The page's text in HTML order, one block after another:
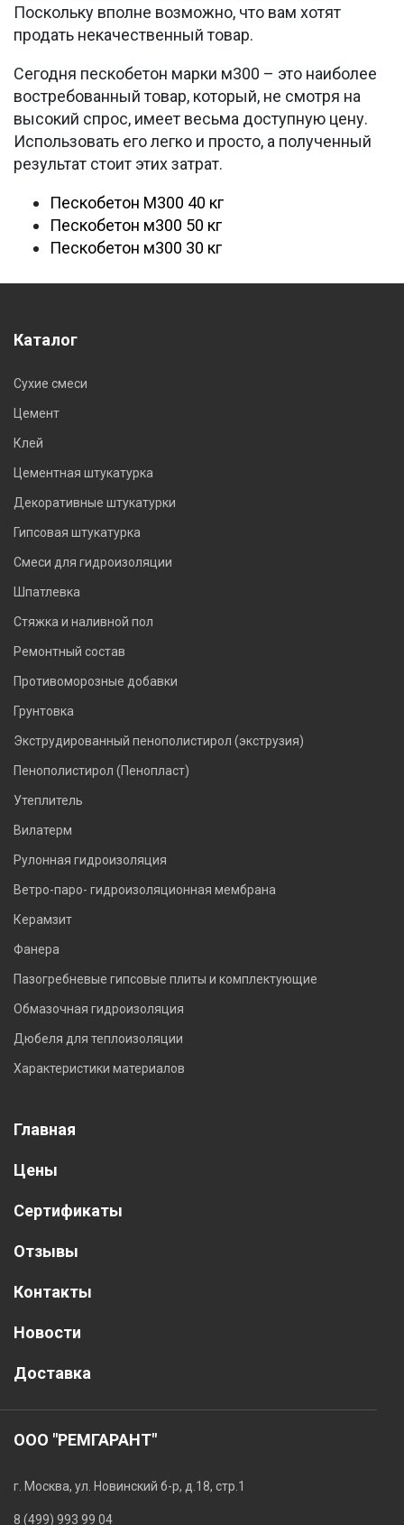
Поскольку вполне возможно, что вам хотят
продать некачественный товар.
Сегодня пескобетон марки м300 – это наиболее
востребованный товар, который, не смотря на
высокий спрос, имеет весьма доступную цену.
Использовать его легко и просто, а полученный
результат стоит этих затрат.
Пескобетон М300 40 кг
Пескобетон м300 50 кг
Пескобетон м300 30 кг
Каталог
Сухие смеси
Цемент
Клей
Цементная штукатурка
Декоративные штукатурки
Гипсовая штукатурка
Смеси для гидроизоляции
Шпатлевка
Стяжка и наливной пол
Ремонтный состав
Противоморозные добавки
Грунтовка
Экструдированный пенополистирол (экструзия)
Пенополистирол (Пенопласт)
Утеплитель
Вилатерм
Рулонная гидроизоляция
Ветро-паро- гидроизоляционная мембрана
Керамзит
Фанера
Пазогребневые гипсовые плиты и комплектующие
Обмазочная гидроизоляция
Дюбеля для теплоизоляции
Характеристики материалов
Главная
Цены
Сертификаты
Отзывы
Контакты
Новости
Доставка
ООО "РЕМГАРАНТ"
г. Москва, ул. Новинский б-р, д.18, стр.1
8 (499) 993 99 04